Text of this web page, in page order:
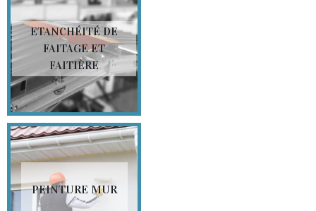
ETANCHÉITÉ DE
FAITAGE ET
FAITIÈRE
PEINTURE MUR